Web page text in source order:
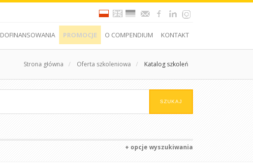
DOFINANSOWANIA PROMOCJE O COMPENDIUM KONTAKT
Strona główna / Oferta szkoleniowa / Katalog szkoleń
+ opcje wyszukiwania